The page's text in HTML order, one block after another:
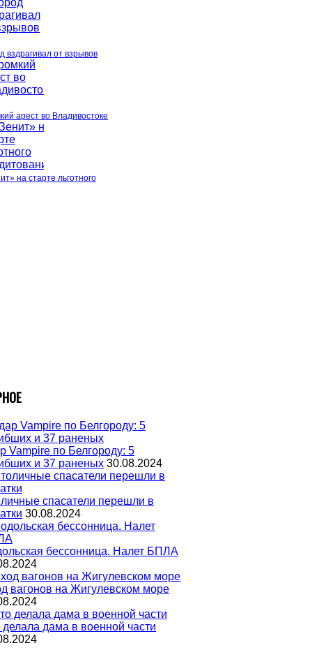
вздрагивал от взрывов
арест во Владивостоке
на старте льготного
Vampire по Белгороду: 5
и 37 раненых 30.08.2024
спасатели перешли в
30.08.2024
бессонница. Налет БПЛА
вагонов на Жигулевском море
делала дама в военной части